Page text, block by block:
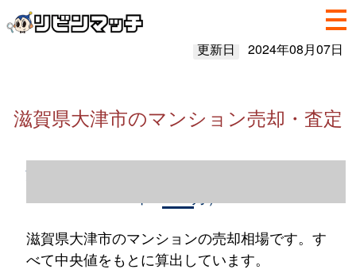
更新日 2024年08月07日
滋賀県大津市のマンション売却・査定
滋賀県大津市のマンション売却情報（2023
滋賀県大津市のマンションの売却相場です。す
べて中央値をもとに算出しています。